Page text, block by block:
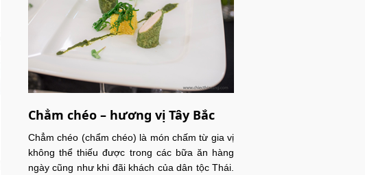
Chẳm chéo – hương vị Tây Bắc
Chẳm chéo (chẩm chéo) là món chấm từ gia vị
không thể thiếu được trong các bữa ăn hàng
ngày cũng như khi đãi khách của dân tộc Thái.